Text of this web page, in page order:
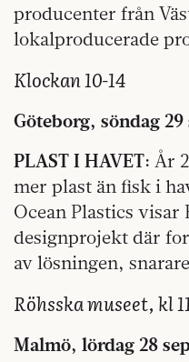
producenter från
lokalproducerade
Klockan 10-14
Göteborg, söndag
PLAST I HAVET: År
mer plast än fisk i
Ocean Plastics visar
designprojekt där
av lösningen,
Röhsska museet, kl
Malmö, lördag 28